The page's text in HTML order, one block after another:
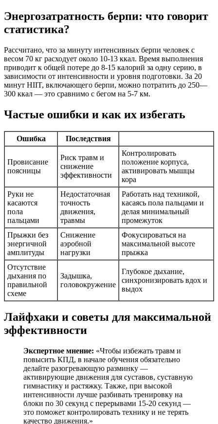
Энергозатратность берпи: что говорит
статистика?
Рассчитано, что за минуту интенсивных берпи человек с
весом 70 кг расходует около 10-13 ккал. Время выполнения
приводит к общей потере до 8-15 калорий за одну серию, в
зависимости от интенсивности и уровня подготовки. За 20
минут HIIT, включающего берпи, можно потратить до 250—
300 ккал — это сравнимо с бегом на 5-7 км.
Частые ошибки и как их избегать
Ошибка Последствия
Провисание
поясницы
Риск травм и
снижение
эффективности
Контролировать
положение корпуса,
активировать мышцы
кора
Руки не
касаются
пола
пальцами
Недостаточная
точность
движения,
травмы
Работать над техникой,
касаясь пола пальцами и
делая минимальный
промежуток
Прыжки без
энергичной
амплитуды
Снижение
аэробной
нагрузки
Фокусироваться на
максимальной высоте
прыжка
Отсутствие
дыхания по
правильной
схеме
Задышка,
головокружение
Глубокое дыхание,
синхронизировать вдох и
выдох
Лайфхаки и советы для максимальной
эффективности
Экспертное мнение: «Чтобы избежать травм и
повысить КПД, в начале обучения обязательно
делайте разогревающую разминку —
активирующие движения для суставов, суставную
гимнастику и растяжку. Также, при высокой
интенсивности лучше разбивать тренировку на
блоки по 30 секунд с перерывами 15-20 секунд —
это поможет контролировать технику и не терять
качество движения.»